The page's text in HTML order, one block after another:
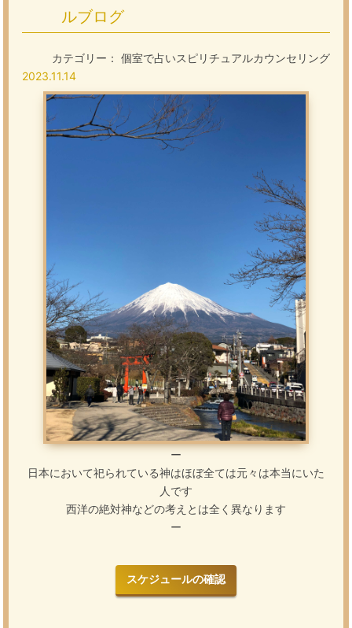
ルブログ
カテゴリー： 個室で占いスピリチュアルカウンセリング
2023.11.14
ー
日本において祀られている神はほぼ全ては元々は本当にいた
人です
西洋の絶対神などの考えとは全く異なります
ー
スケジュールの確認